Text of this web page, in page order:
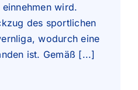
wird.
des sportlichen
wodurch eine
ist. Gemäß [...]